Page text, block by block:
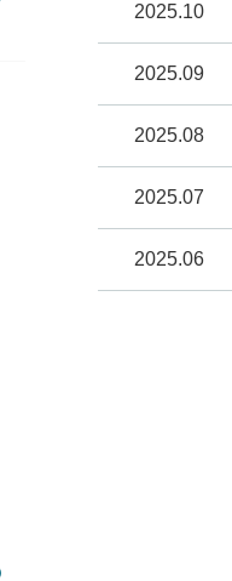
2025.10
2025.09
2025.08
2025.07
2025.06